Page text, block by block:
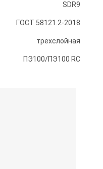
SDR9
ГОСТ 58121.2-2018
трехслойная
ПЭ100/ПЭ100 RC